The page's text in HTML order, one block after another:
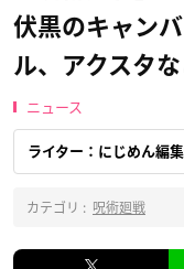
伏黒のキャン
ル、アクスタ
ニュース
ライター：にじめん編
カテゴリ : 呪術廻戦